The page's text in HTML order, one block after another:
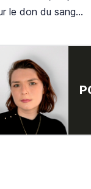
le don du sang...